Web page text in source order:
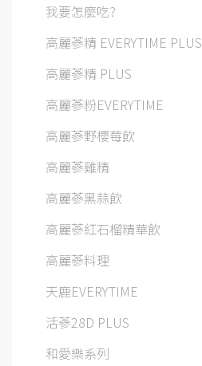
我要怎麼吃?
高麗蔘精 EVERYTIME PLUS
高麗蔘精 PLUS
高麗蔘粉EVERYTIME
高麗蔘野櫻莓飲
高麗蔘雞精
高麗蔘黑蒜飲
高麗蔘紅石榴精華飲
高麗蔘料理
天鹿EVERYTIME
活蔘28D PLUS
和愛樂系列